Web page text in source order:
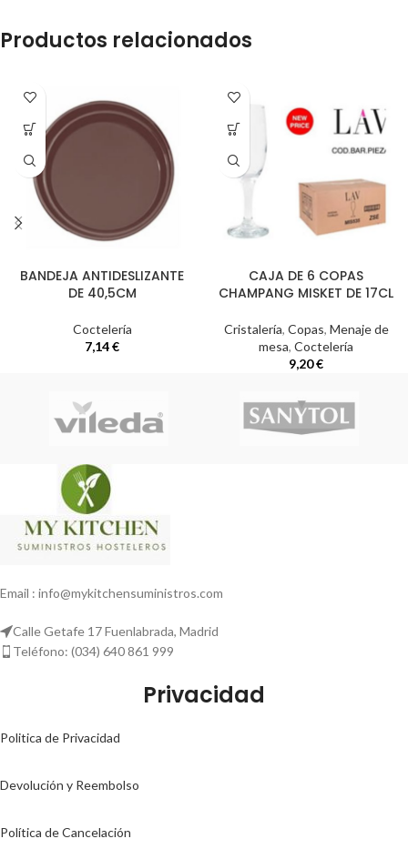
Productos relacionados
BANDEJA ANTIDESLIZANTE
DE 40,5CM
Coctelería
7,14€
CAJA DE 6 COPAS
CHAMPANG MISKET DE 17CL
Cristalería, Copas, Menaje de
mesa, Coctelería
9,20€
Email : info@mykitchensuministros.com
Calle Getafe 17 Fuenlabrada, Madrid
Teléfono: (034) 640 861 999
Privacidad
Politica de Privacidad
Devolución y Reembolso
Política de Cancelación